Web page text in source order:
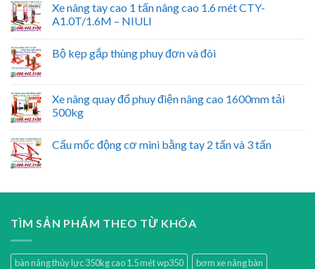
Xe nâng tay cao 1 tấn nâng cao 1.6 mét CTY-
A1.0T/1.6M – NIULI
Bộ kẹp gắp thùng phuy đơn và đôi
Xe nâng quay đổ phuy điện nâng cao 1600mm tải
500kg
Cẩu mốc động cơ mini bằng tay 2 tấn và 3 tấn
TÌM SẢN PHẨM THEO TỪ KHÓA
bàn nâng thủy lực 350kg cao 1.5 mét wp350
bơm xe nâng bàn